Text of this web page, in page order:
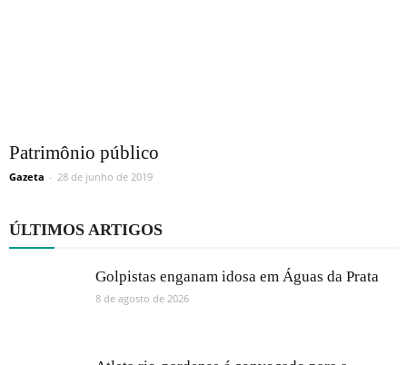
Patrimônio público
Gazeta - 28 de junho de 2019
ÚLTIMOS ARTIGOS
Golpistas enganam idosa em Águas da Prata
8 de agosto de 2026